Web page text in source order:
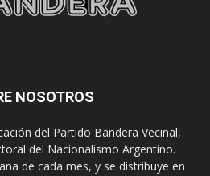
NOSOTROS
del Partido Bandera Vecinal,
del Nacionalismo Argentino.
de cada mes, y se distribuye en